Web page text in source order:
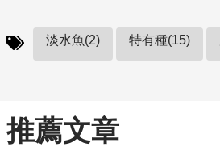
淡水魚(2) 特有種(15)
推薦文章